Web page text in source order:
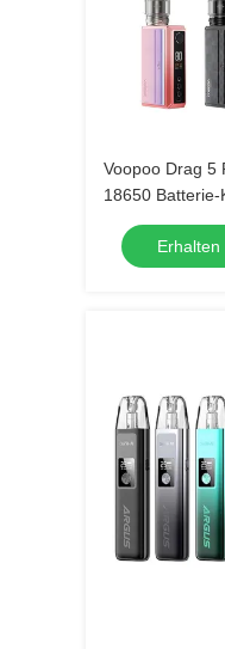
Voopoo Drag 5
18650 Batterie-
5,5 ml
Erhalten